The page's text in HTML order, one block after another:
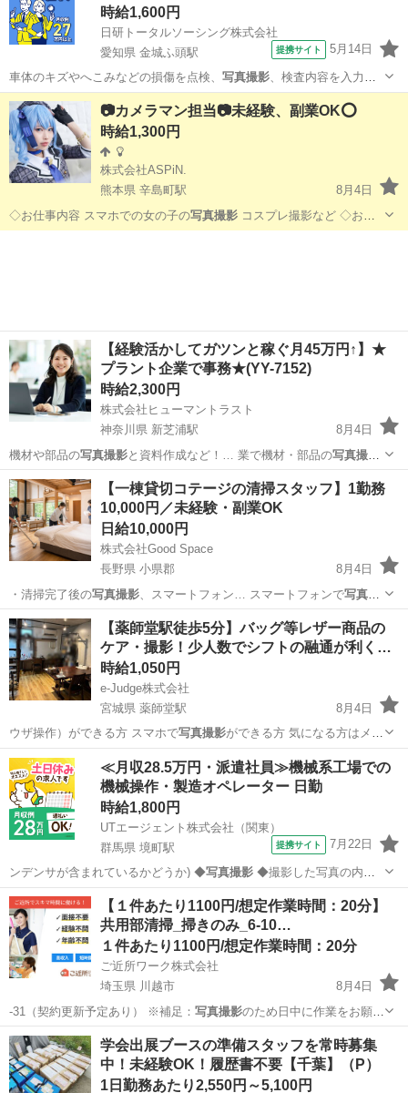
時給1,600円
日研トータルソーシング株式会社
愛知県 金城ふ頭駅
提携サイト 5月14日
車体のキズやへこみなどの損傷を点検、 写真撮影、検査内容を入力
（スマホもしくはタブ…
愛知 名古屋市 金城ふ頭駅 その他
📷カメラマン担当📷未経験、副業OK⭕️
時給1,300円
株式会社ASPiN.
熊本県 辛島町駅
8月4日
◇お仕事内容 スマホでの女の子の写真撮影コスプレ撮影など ◇お仕
事条件 …
【経験活かしてガツンと稼ぐ月45万円↑】★
プラント企業で事務★(YY-7152)
時給2,300円
株式会社ヒューマントラスト
神奈川県 新芝浦駅
8月4日
機材や部品の写真撮影と資料作成など！… 業で機材・部品の写真撮影
と資料作成 … 所で機材・部品の写真撮影●その他庶務…
神奈川 横浜市 新芝浦駅 ヒューマントラスト
【一棟貸切コテージの清掃スタッフ】1勤務
10,000円／未経験・副業OK
日給10,000円
株式会社Good Space
長野県 小県郡
8月4日
・清掃完了後の写真撮影、スマートフォン… スマートフォンで写真撮
影や報告ができる方…
長野 小県郡 その他
【薬師堂駅徒歩5分】バッグ等レザー商品の
ケア・撮影！少人数でシフトの融通が利く…
時給1,050円
e-Judge株式会社
宮城県 薬師堂駅
8月4日
ウザ操作）ができる方 スマホで写真撮影ができる方 気になる方はメッ
セ…
宮城 仙台市 薬師堂駅 事務 レザー
≪月収28.5万円・派遣社員≫機械系工場での
機械操作・製造オペレーター 日勤
時給1,800円
UTエージェント株式会社（関東）
群馬県 境町駅
提携サイト 7月22日
ンデンサが含まれているかどうか) ◆写真撮影◆撮影した写真の内容
を専用システム…
群馬 伊勢崎市 境町駅 その他
【１件あたり1100円/想定作業時間：20分】
共用部清掃_掃きのみ_6-10…
１件あたり1100円/想定作業時間：20分
ご近所ワーク株式会社
埼玉県 川越市
8月4日
-31（契約更新予定あり） ※補足： 写真撮影のため日中に作業をお願い
いたします。…
埼玉 川越市 その他
学会出展ブースの準備スタッフを常時募集
中！未経験OK！履歴書不要【千葉】（P）
1日勤務あたり2,550円～5,100円